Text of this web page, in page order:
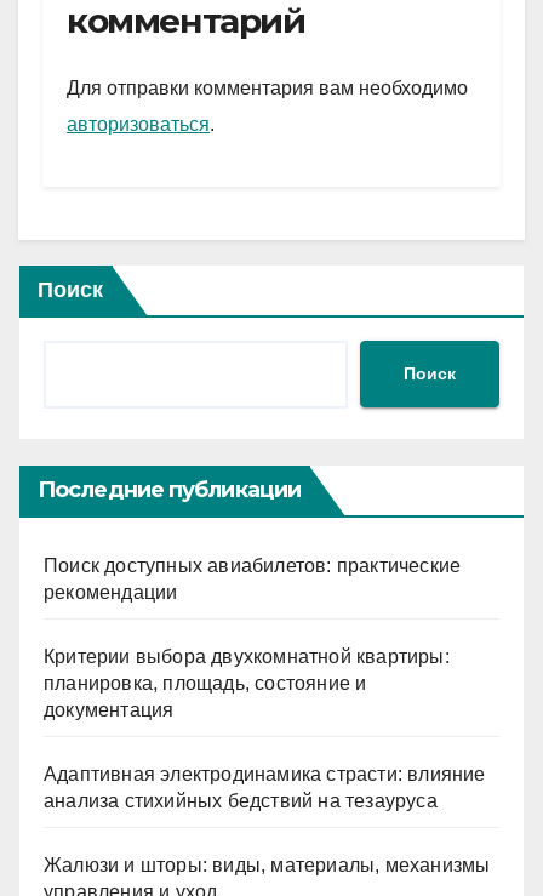
a
m
A
p
и
комментарий
Для отправки комментария вам необходимо
авторизоваться.
Поиск
Поиск
Последние публикации
Поиск доступных авиабилетов: практические
рекомендации
Критерии выбора двухкомнатной квартиры:
планировка, площадь, состояние и
документация
Адаптивная электродинамика страсти: влияние
анализа стихийных бедствий на тезауруса
Жалюзи и шторы: виды, материалы, механизмы
управления и уход